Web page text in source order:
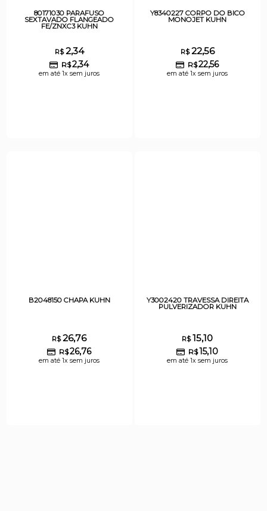
80171030 PARAFUSO
SEXTAVADO FLANGEADO
FE/ZNXC3 KUHN
R$2,34
R$2,34
em até 1x sem juros
Y8340227 CORPO DO BICO
MONOJET KUHN
R$22,56
R$22,56
em até 1x sem juros
B2048150 CHAPA KUHN
R$26,76
R$26,76
em até 1x sem juros
Y3002420 TRAVESSA DIREITA
PULVERIZADOR KUHN
R$15,10
R$15,10
em até 1x sem juros